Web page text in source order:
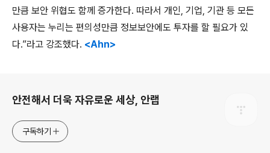
만큼 보안 위협도 함께 증가한다. 따라서 개인, 기업, 기관 등 모든
사용자는 누리는 편의성만큼 정보보안에도 투자를 할 필요가 있
다.”라고 강조했다. <Ahn>
안전해서 더욱 자유로운 세상, 안랩
구독하기